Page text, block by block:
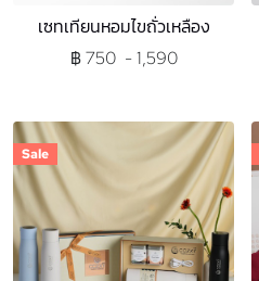
เซทเทียนหอมไขถั่วเหลือง
฿ 750 - 1,590
Sale